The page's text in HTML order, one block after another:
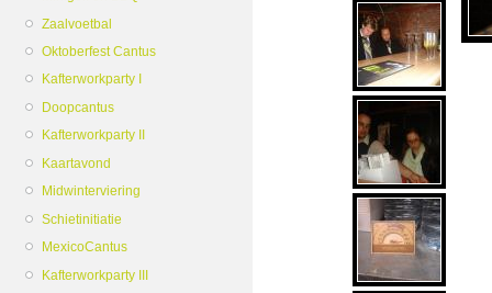
Zaalvoetbal
Oktoberfest Cantus
Kafterworkparty I
Doopcantus
Kafterworkparty II
Kaartavond
Midwinterviering
Schietinitiatie
MexicoCantus
Kafterworkparty III